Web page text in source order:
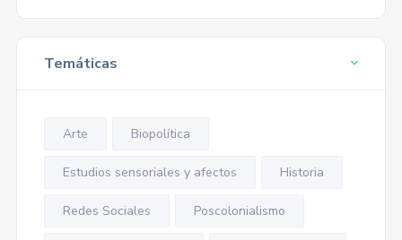
Temáticas
Arte Biopolítica
Estudios sensoriales y afectos Historia
Redes Sociales Poscolonialismo